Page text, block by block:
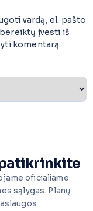
vardą, el. pašto
įvesti iš
komentarą.
oficialiame
sąlygas. Planų